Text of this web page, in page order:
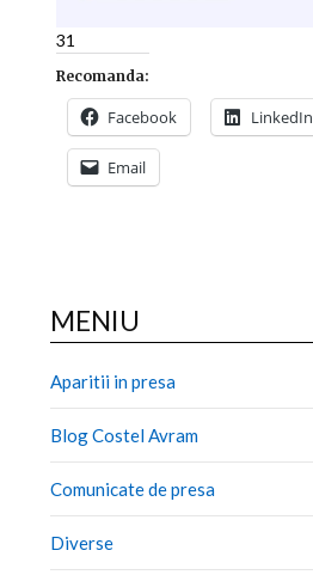
31
Recomanda:
Facebook LinkedIn
Email
MENIU
Aparitii in presa
Blog Costel Avram
Comunicate de presa
Diverse